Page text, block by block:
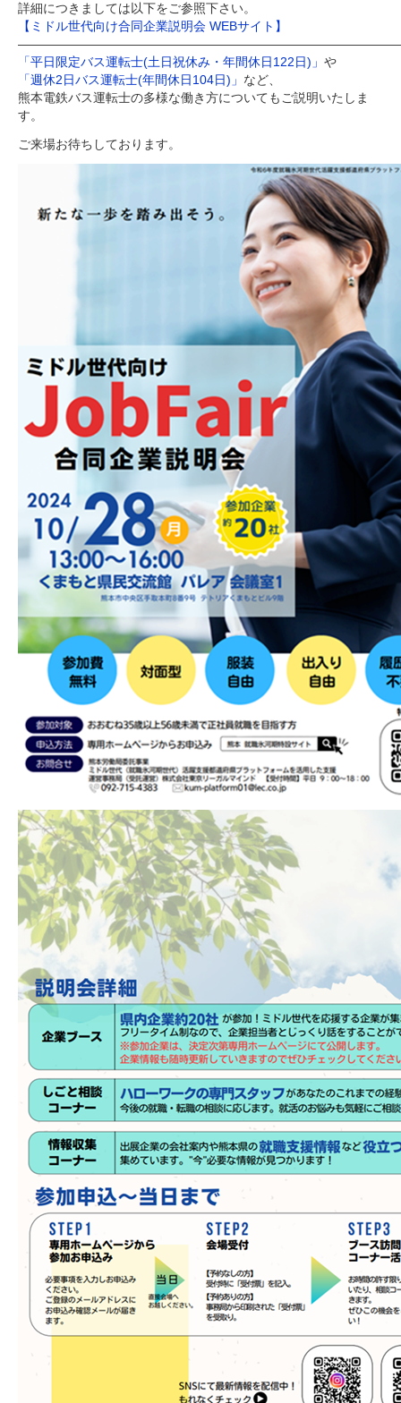
詳細につきましては以下をご参照下さい。
【ミドル世代向け合同企業説明会 WEBサイト】
「平日限定バス運転士(土日祝休み・年間休日122日)」 や
「週休2日バス運転士(年間休日104日)」 など、
熊本電鉄バス運転士の多様な働き方についてもご説明いたしま
す。
ご来場お待ちしております。